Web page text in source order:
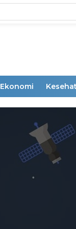
Ekonomi